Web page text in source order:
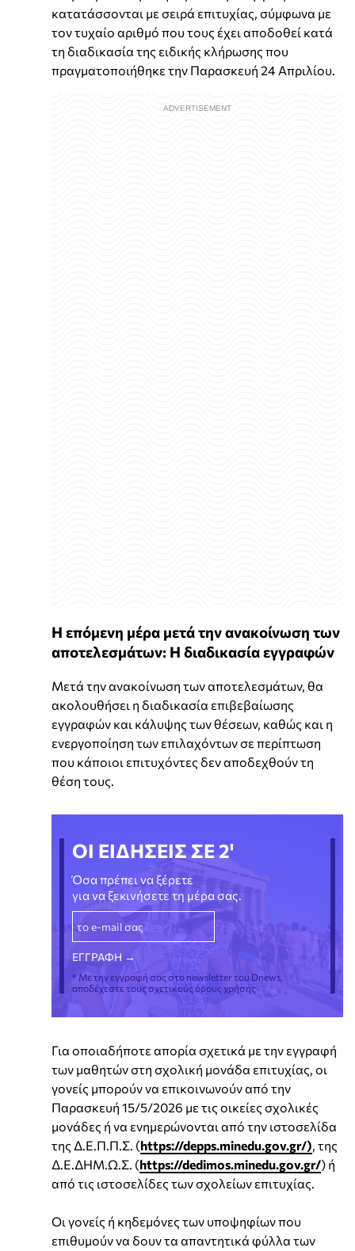
κατατάσσονται με σειρά επιτυχίας, σύμφωνα με
τον τυχαίο αριθμό που τους έχει αποδοθεί κατά
τη διαδικασία της ειδικής κλήρωσης που
πραγματοποιήθηκε την Παρασκευή 24 Απριλίου.
Η επόμενη μέρα μετά την ανακοίνωση των
αποτελεσμάτων: Η διαδικασία εγγραφών
Μετά την ανακοίνωση των αποτελεσμάτων, θα
ακολουθήσει η διαδικασία επιβεβαίωσης
εγγραφών και κάλυψης των θέσεων, καθώς και η
ενεργοποίηση των επιλαχόντων σε περίπτωση
που κάποιοι επιτυχόντες δεν αποδεχθούν τη
θέση τους.
ΟΙ ΕΙΔΗΣΕΙΣ ΣΕ 2'
Όσα πρέπει να ξέρετε
για να ξεκινήσετε τη μέρα σας.
* Με την εγγραφή σας στο newsletter του Dnews,
αποδέχεστε τους σχετικούς όρους χρήσης
Για οποιαδήποτε απορία σχετικά με την εγγραφή
των μαθητών στη σχολική μονάδα επιτυχίας, οι
γονείς μπορούν να επικοινωνούν από την
Παρασκευή 15/5/2026 με τις οικείες σχολικές
μονάδες ή να ενημερώνονται από την ιστοσελίδα
της Δ.Ε.Π.Π.Σ. (https://depps.minedu.gov.gr/), της
Δ.Ε.ΔΗΜ.Ω.Σ. (https://dedimos.minedu.gov.gr/) ή
από τις ιστοσελίδες των σχολείων επιτυχίας.
Οι γονείς ή κηδεμόνες των υποψηφίων που
επιθυμούν να δουν τα απαντητικά φύλλα των